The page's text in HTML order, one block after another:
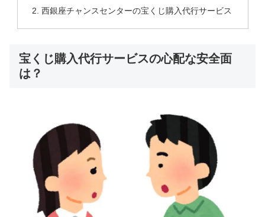
西銀座チャンスセンターの宝くじ購入代行サービス
宝くじ購入代行サービスの心配な安全面
は？